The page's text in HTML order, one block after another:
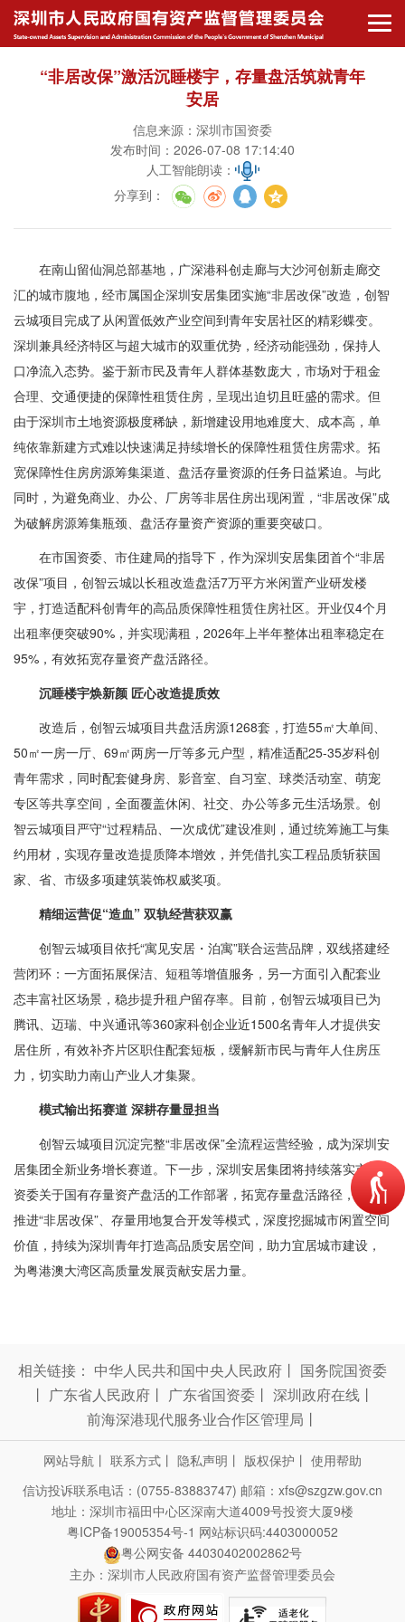
“非居改保”激活沉睡楼宇，存量盘活筑就青年
安居
信息来源：深圳市国资委
发布时间：2026-07-08 17:14:40
人工智能朗读：
分享到 ：
在南山留仙洞总部基地，广深港科创走廊与大沙河创新走廊交
汇的城市腹地，经市属国企深圳安居集团实施“非居改保”改造，创智
云城项目完成了从闲置低效产业空间到青年安居社区的精彩蝶变。
深圳兼具经济特区与超大城市的双重优势，经济动能强劲，保持人
口净流入态势。鉴于新市民及青年人群体基数庞大，市场对于租金
合理、交通便捷的保障性租赁住房，呈现出迫切且旺盛的需求。但
由于深圳市土地资源极度稀缺，新增建设用地难度大、成本高，单
纯依靠新建方式难以快速满足持续增长的保障性租赁住房需求。拓
宽保障性住房房源筹集渠道、盘活存量资源的任务日益紧迫。与此
同时，为避免商业、办公、厂房等非居住房出现闲置，“非居改保”成
为破解房源筹集瓶颈、盘活存量资产资源的重要突破口。
在市国资委、市住建局的指导下，作为深圳安居集团首个“非居
改保”项目，创智云城以长租改造盘活7万平方米闲置产业研发楼
宇，打造适配科创青年的高品质保障性租赁住房社区。开业仅4个月
出租率便突破90%，并实现满租，2026年上半年整体出租率稳定在
95%，有效拓宽存量资产盘活路径。
沉睡楼宇焕新颜 匠心改造提质效
改造后，创智云城项目共盘活房源1268套，打造55㎡大单间、
50㎡一房一厅、69㎡两房一厅等多元户型，精准适配25-35岁科创
青年需求，同时配套健身房、影音室、自习室、球类活动室、萌宠
专区等共享空间，全面覆盖休闲、社交、办公等多元生活场景。创
智云城项目严守“过程精品、一次成优”建设准则，通过统筹施工与集
约用材，实现存量改造提质降本增效，并凭借扎实工程品质斩获国
家、省、市级多项建筑装饰权威奖项。
精细运营促“造血” 双轨经营获双赢
创智云城项目依托“寓见安居・泊寓”联合运营品牌，双线搭建经
营闭环：一方面拓展保洁、短租等增值服务，另一方面引入配套业
态丰富社区场景，稳步提升租户留存率。目前，创智云城项目已为
腾讯、迈瑞、中兴通讯等360家科创企业近1500名青年人才提供安
居住所，有效补齐片区职住配套短板，缓解新市民与青年人住房压
力，切实助力南山产业人才集聚。
模式输出拓赛道 深耕存量显担当
创智云城项目沉淀完整“非居改保”全流程运营经验，成为深圳安
居集团全新业务增长赛道。下一步，深圳安居集团将持续落实市国
资委关于国有存量资产盘活的工作部署，拓宽存量盘活路径，同步
推进“非居改保”、存量用地复合开发等模式，深度挖掘城市闲置空间
价值，持续为深圳青年打造高品质安居空间，助力宜居城市建设，
为粤港澳大湾区高质量发展贡献安居力量。
相关链接： 中华人民共和国中央人民政府 丨 国务院国资委
丨 广东省人民政府 丨 广东省国资委 丨 深圳政府在线 丨
前海深港现代服务业合作区管理局 丨
网站导航 丨 联系方式 丨 隐私声明 丨 版权保护 丨 使用帮助
信访投诉联系电话：(0755-83883747) 邮箱：xfs@szgzw.gov.cn
地址：深圳市福田中心区深南大道4009号投资大厦9楼
粤ICP备19005354号-1 网站标识码:4403000052
粤公网安备 44030402002862号
主办：深圳市人民政府国有资产监督管理委员会